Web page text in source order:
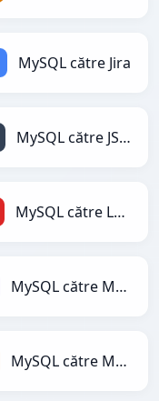
MySQL către Jira
MySQL către JSON
MySQL către LaTeX
MySQL către Markdown
MySQL către MediaWiki